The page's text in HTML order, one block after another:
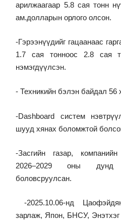
арилжаагаар 5.8 сая тонн
ам.долларын орлого олсон.
-Гэрээнүүдийг гацаанаас
1.7 сая тонноос 2.8 сая
нэмэгдүүлсэн.
- Техникийн бэлэн байдал 56
-Dashboard систем
шууд хянах боломжтой
-Засгийн газар,
2026–2029 оны дунд
боловсруулсан.
-2025.10.06-нд
зарлаж, Япон, БНСУ, Энэтхэг